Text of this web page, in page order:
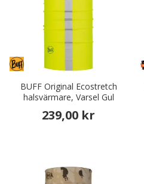
BUFF Original Ecostretch
halsvärmare, Varsel Gul
239,00 kr